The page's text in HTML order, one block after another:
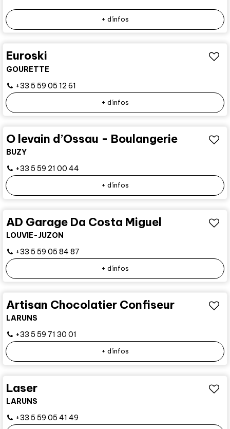
+ d'infos
Euroski
GOURETTE
+33 5 59 05 12 61
+ d'infos
O levain d’Ossau - Boulangerie
BUZY
+33 5 59 21 00 44
+ d'infos
AD Garage Da Costa Miguel
LOUVIE-JUZON
+33 5 59 05 84 87
+ d'infos
Artisan Chocolatier Confiseur
LARUNS
+33 5 59 71 30 01
+ d'infos
Laser
LARUNS
+33 5 59 05 41 49